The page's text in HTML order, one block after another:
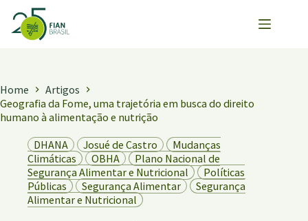
para
Home
Artigos
Geografia da Fome, uma trajetória em busca do direito
humano à alimentação e nutrição
DHANA
Josué de Castro
Mudanças
Climáticas
OBHA
Plano Nacional de
Segurança Alimentar e Nutricional
Políticas
Públicas
Segurança Alimentar
Segurança
Alimentar e Nutricional